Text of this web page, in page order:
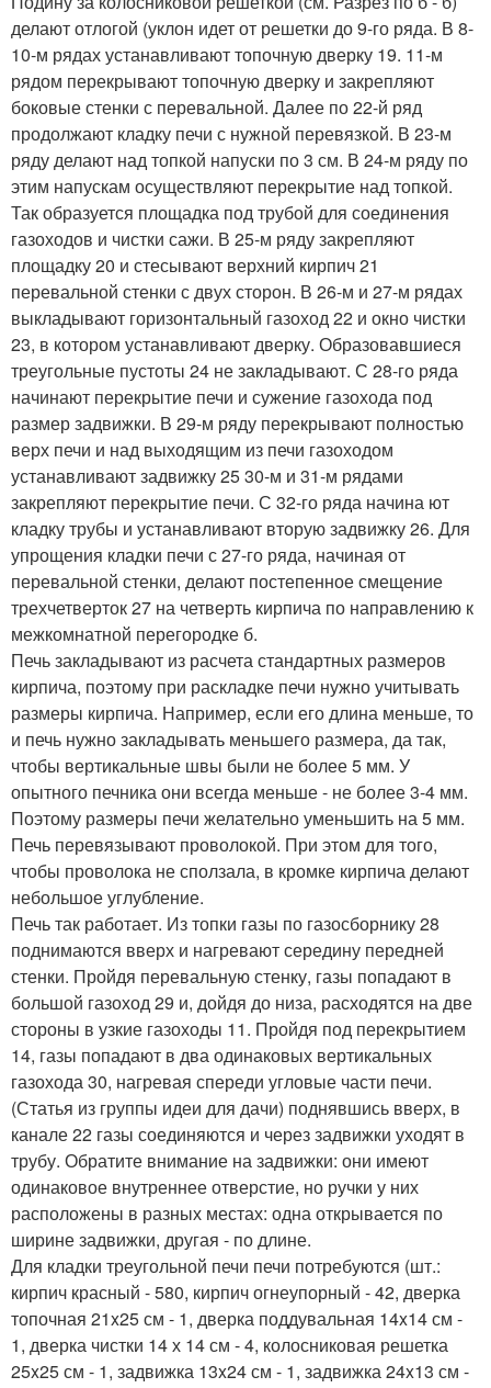
делают отлогой (уклон идет от решетки до 9-го ряда. В 8-
10-м рядах устанавливают топочную дверку 19. 11-м
рядом перекрывают топочную дверку и закрепляют
боковые стенки с перевальной. Далее по 22-й ряд
продолжают кладку печи с нужной перевязкой. В 23-м
ряду делают над топкой напуски по 3 см. В 24-м ряду по
этим напускам осуществляют перекрытие над топкой.
Так образуется площадка под трубой для соединения
газоходов и чистки сажи. В 25-м ряду закрепляют
площадку 20 и стесывают верхний кирпич 21
перевальной стенки с двух сторон. В 26-м и 27-м рядах
выкладывают горизонтальный газоход 22 и окно чистки
23, в котором устанавливают дверку. Образовавшиеся
треугольные пустоты 24 не закладывают. С 28-го ряда
начинают перекрытие печи и сужение газохода под
размер задвижки. В 29-м ряду перекрывают полностью
верх печи и над выходящим из печи газоходом
устанавливают задвижку 25 30-м и 31-м рядами
закрепляют перекрытие печи. С 32-го ряда начина ют
кладку трубы и устанавливают вторую задвижку 26. Для
упрощения кладки печи с 27-го ряда, начиная от
перевальной стенки, делают постепенное смещение
трехчетверток 27 на четверть кирпича по направлению к
межкомнатной перегородке б.
Печь закладывают из расчета стандартных размеров
кирпича, поэтому при раскладке печи нужно учитывать
размеры кирпича. Например, если его длина меньше, то
и печь нужно закладывать меньшего размера, да так,
чтобы вертикальные швы были не более 5 мм. У
опытного печника они всегда меньше - не более 3-4 мм.
Поэтому размеры печи желательно уменьшить на 5 мм.
Печь перевязывают проволокой. При этом для того,
чтобы проволока не сползала, в кромке кирпича делают
небольшое углубление.
Печь так работает. Из топки газы по газосборнику 28
поднимаются вверх и нагревают середину передней
стенки. Пройдя перевальную стенку, газы попадают в
большой газоход 29 и, дойдя до низа, расходятся на две
стороны в узкие газоходы 11. Пройдя под перекрытием
14, газы попадают в два одинаковых вертикальных
газохода 30, нагревая спереди угловые части печи.
(Статья из группы идеи для дачи) поднявшись вверх, в
канале 22 газы соединяются и через задвижки уходят в
трубу. Обратите внимание на задвижки: они имеют
одинаковое внутреннее отверстие, но ручки у них
расположены в разных местах: одна открывается по
ширине задвижки, другая - по длине.
Для кладки треугольной печи печи потребуются (шт.:
кирпич красный - 580, кирпич огнеупорный - 42, дверка
топочная 21x25 см - 1, дверка поддувальная 14x14 см -
1, дверка чистки 14 х 14 см - 4, колосниковая решетка
25x25 см - 1, задвижка 13x24 см - 1, задвижка 24x13 см -